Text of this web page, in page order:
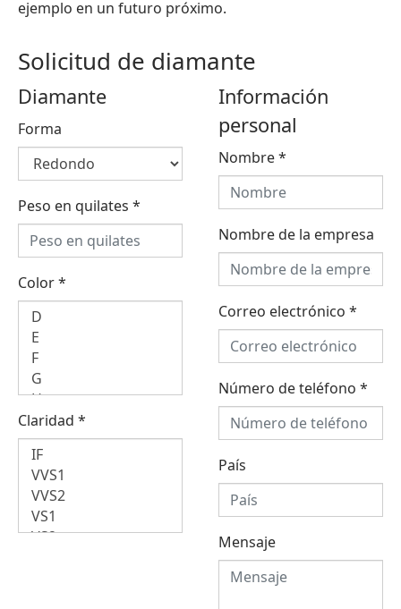
ejemplo en un futuro próximo.
Solicitud de diamante
Diamante
Forma
Peso en quilates *
Color*
Claridad *
Información
personal
Nombre*
Nombre de la empresa
Correo electrónico *
Número de teléfono *
País
Mensaje